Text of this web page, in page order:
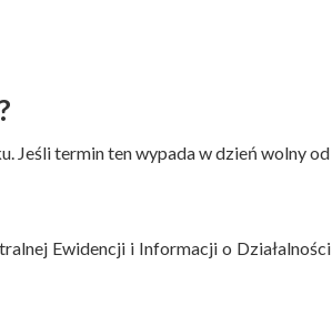
Jeśli termin ten wypada w dzień wolny od
Ewidencji i Informacji o Działalności